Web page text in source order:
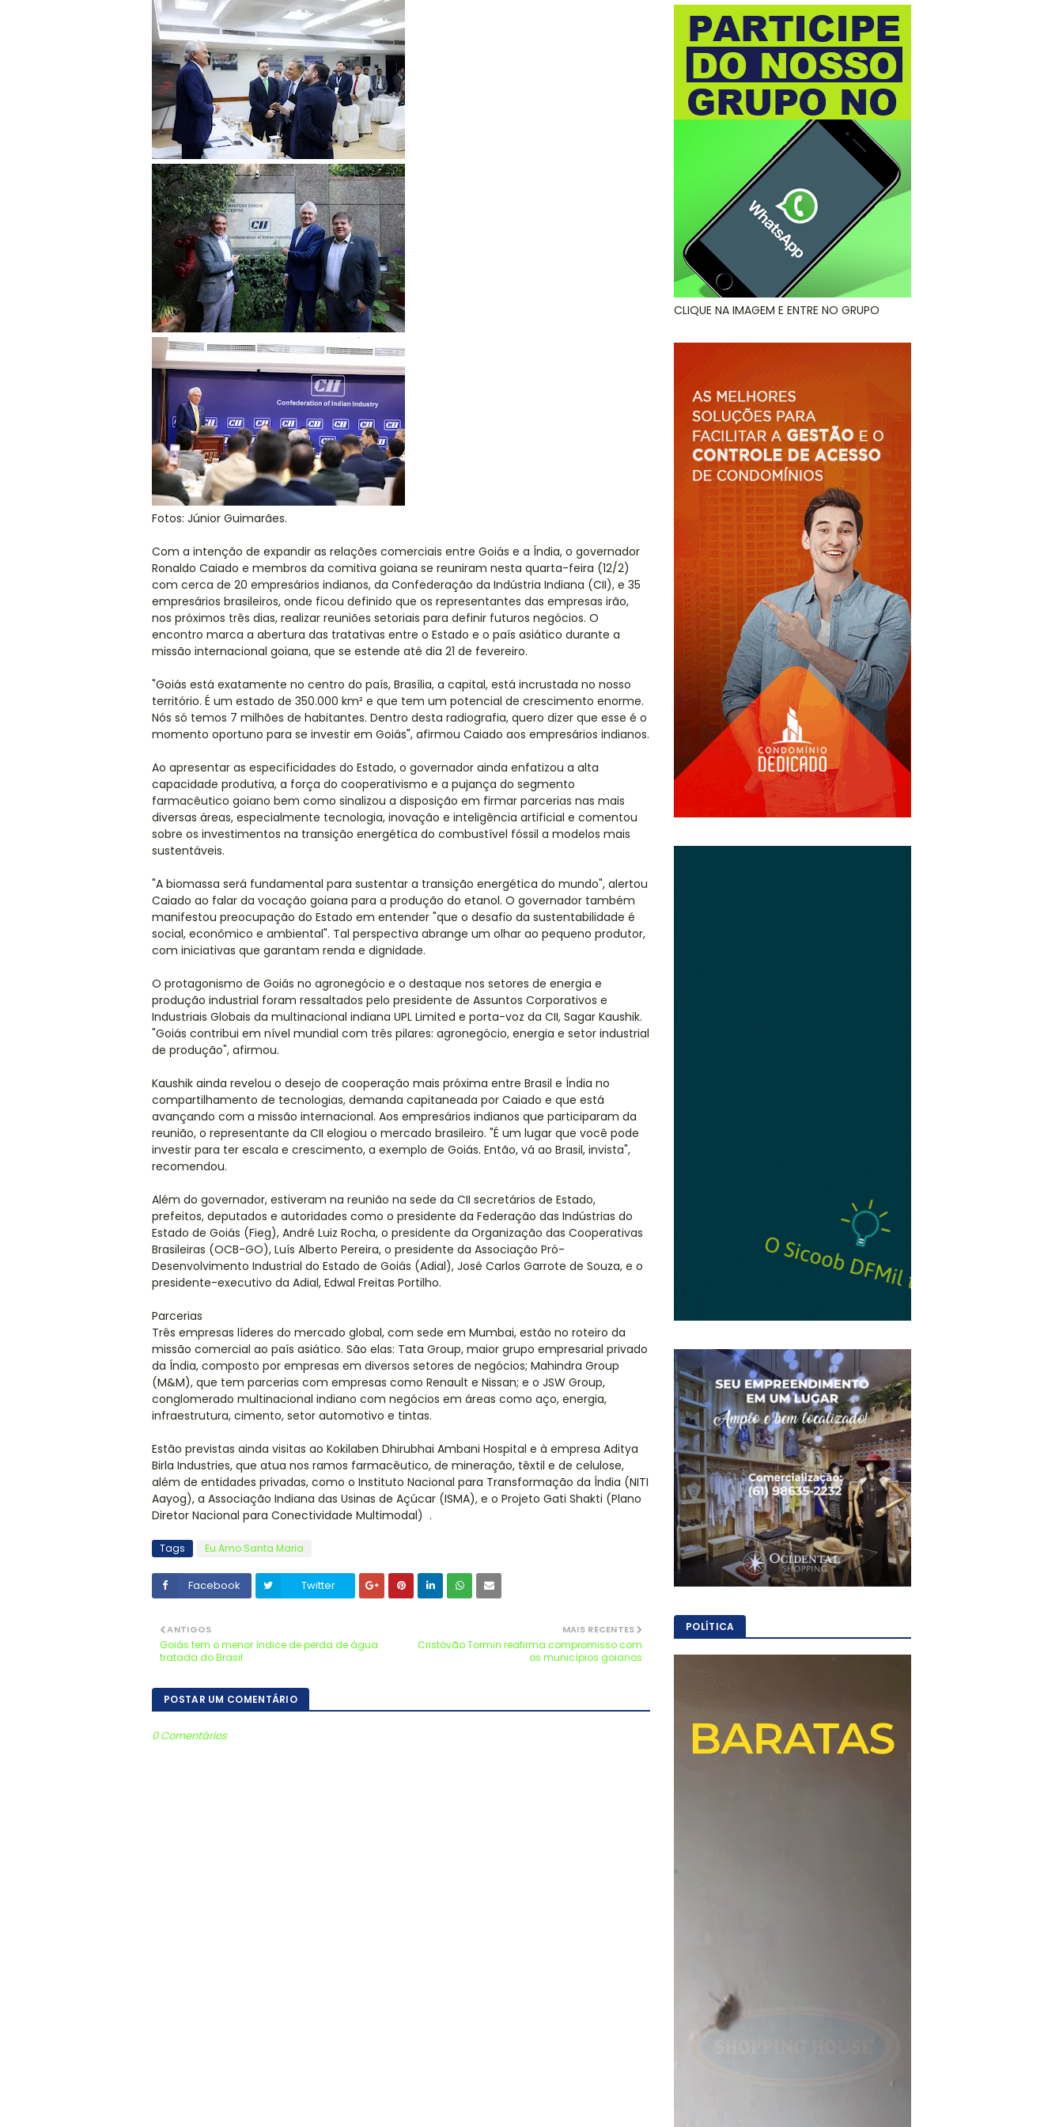
Fotos: Júnior Guimarães.
Com a intenção de expandir as relações comerciais entre Goiás e a Índia, o governador
Ronaldo Caiado e membros da comitiva goiana se reuniram nesta quarta-feira (12/2)
com cerca de 20 empresários indianos, da Confederação da Indústria Indiana (CII), e 35
empresários brasileiros, onde ficou definido que os representantes das empresas irão,
nos próximos três dias, realizar reuniões setoriais para definir futuros negócios. O
encontro marca a abertura das tratativas entre o Estado e o país asiático durante a
missão internacional goiana, que se estende até dia 21 de fevereiro.
"Goiás está exatamente no centro do país, Brasília, a capital, está incrustada no nosso
território. É um estado de 350.000 km² e que tem um potencial de crescimento enorme.
Nós só temos 7 milhões de habitantes. Dentro desta radiografia, quero dizer que esse é o
momento oportuno para se investir em Goiás", afirmou Caiado aos empresários indianos.
Ao apresentar as especificidades do Estado, o governador ainda enfatizou a alta
capacidade produtiva, a força do cooperativismo e a pujança do segmento
farmacêutico goiano bem como sinalizou a disposição em firmar parcerias nas mais
diversas áreas, especialmente tecnologia, inovação e inteligência artificial e comentou
sobre os investimentos na transição energética do combustível fóssil a modelos mais
sustentáveis.
"A biomassa será fundamental para sustentar a transição energética do mundo", alertou
Caiado ao falar da vocação goiana para a produção do etanol. O governador também
manifestou preocupação do Estado em entender "que o desafio da sustentabilidade é
social, econômico e ambiental". Tal perspectiva abrange um olhar ao pequeno produtor,
com iniciativas que garantam renda e dignidade.
O protagonismo de Goiás no agronegócio e o destaque nos setores de energia e
produção industrial foram ressaltados pelo presidente de Assuntos Corporativos e
Industriais Globais da multinacional indiana UPL Limited e porta-voz da CII, Sagar Kaushik.
"Goiás contribui em nível mundial com três pilares: agronegócio, energia e setor industrial
de produção", afirmou.
Kaushik ainda revelou o desejo de cooperação mais próxima entre Brasil e Índia no
compartilhamento de tecnologias, demanda capitaneada por Caiado e que está
avançando com a missão internacional. Aos empresários indianos que participaram da
reunião, o representante da CII elogiou o mercado brasileiro. "É um lugar que você pode
investir para ter escala e crescimento, a exemplo de Goiás. Então, vá ao Brasil, invista",
recomendou.
Além do governador, estiveram na reunião na sede da CII secretários de Estado,
prefeitos, deputados e autoridades como o presidente da Federação das Indústrias do
Estado de Goiás (Fieg), André Luiz Rocha, o presidente da Organização das Cooperativas
Brasileiras (OCB-GO), Luís Alberto Pereira, o presidente da Associação Pró-
Desenvolvimento Industrial do Estado de Goiás (Adial), ⁠José Carlos Garrote de Souza, e o
presidente-executivo da Adial, Edwal Freitas Portilho.
Parcerias
Três empresas líderes do mercado global, com sede em Mumbai, estão no roteiro da
missão comercial ao país asiático. São elas: Tata Group, maior grupo empresarial privado
da Índia, composto por empresas em diversos setores de negócios; Mahindra Group
(M&M), que tem parcerias com empresas como Renault e Nissan; e o JSW Group,
conglomerado multinacional indiano com negócios em áreas como aço, energia,
infraestrutura, cimento, setor automotivo e tintas.
Estão previstas ainda visitas ao Kokilaben Dhirubhai Ambani Hospital e à empresa Aditya
Birla Industries, que atua nos ramos farmacêutico, de mineração, têxtil e de celulose,
além de entidades privadas, como o Instituto Nacional para Transformação da Índia (NITI
Aayog), a Associação Indiana das Usinas de Açúcar (ISMA), e o Projeto Gati Shakti (Plano
Diretor Nacional para Conectividade Multimodal) .
Tags Eu Amo Santa Maria
Facebook Twitter
MAIS RECENTES
Cristóvão Tormin reafirma compromisso com
os municípios goianos
ANTIGOS
Goiás tem o menor índice de perda de água
tratada do Brasil
POSTAR UM COMENTÁRIO
0 Comentários
CLIQUE NA IMAGEM E ENTRE NO GRUPO
POLÍTICA